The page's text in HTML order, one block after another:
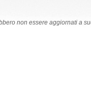
non essere aggiornati a